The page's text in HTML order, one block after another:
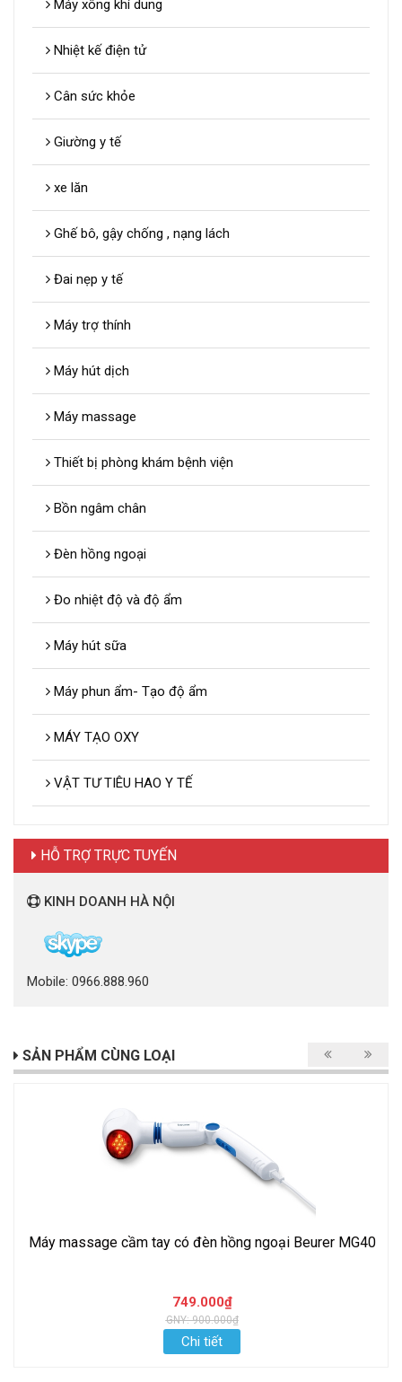
Máy xông khí dung
Nhiệt kế điện tử
Cân sức khỏe
Giường y tế
xe lăn
Ghế bô, gậy chống , nạng lách
Đai nẹp y tế
Máy trợ thính
Máy hút dịch
Máy massage
Thiết bị phòng khám bệnh viện
Bồn ngâm chân
Đèn hồng ngoại
Đo nhiệt độ và độ ẩm
Máy hút sữa
Máy phun ẩm- Tạo độ ẩm
MÁY TẠO OXY
VẬT TƯ TIÊU HAO Y TẾ
HỖ TRỢ TRỰC TUYẾN
KINH DOANH HÀ NỘI
Mobile: 0966.888.960
SẢN PHẨM CÙNG LOẠI
Máy massage cầm tay có đèn hồng ngoại Beurer MG40
749.000₫
GNY: 900.000₫
Chi tiết